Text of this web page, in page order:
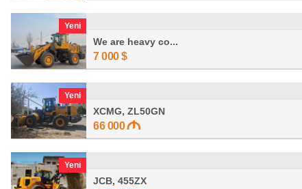
Yeni
We are heavy co...
7 000 $
Yeni
XCMG, ZL50GN
66 000
Yeni
JCB, 455ZX